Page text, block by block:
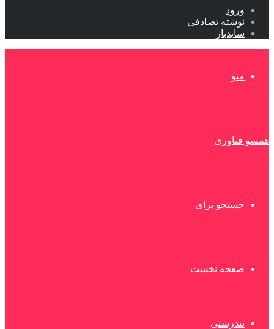
ورود
نوشته تصادفی
سایدبار
منو
همسو فناوری
جستجو برای
صفحه نخست
تندرستی